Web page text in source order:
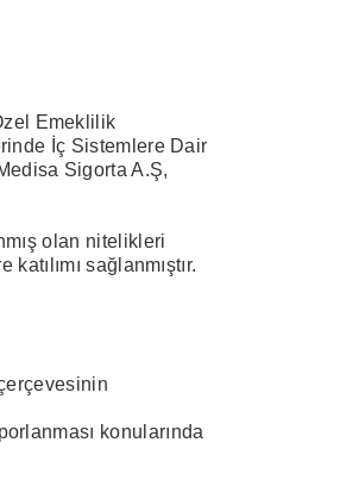
Emeklilik
İç Sistemlere Dair
Sigorta A.Ş,
olan nitelikleri
sağlanmıştır.
konularında